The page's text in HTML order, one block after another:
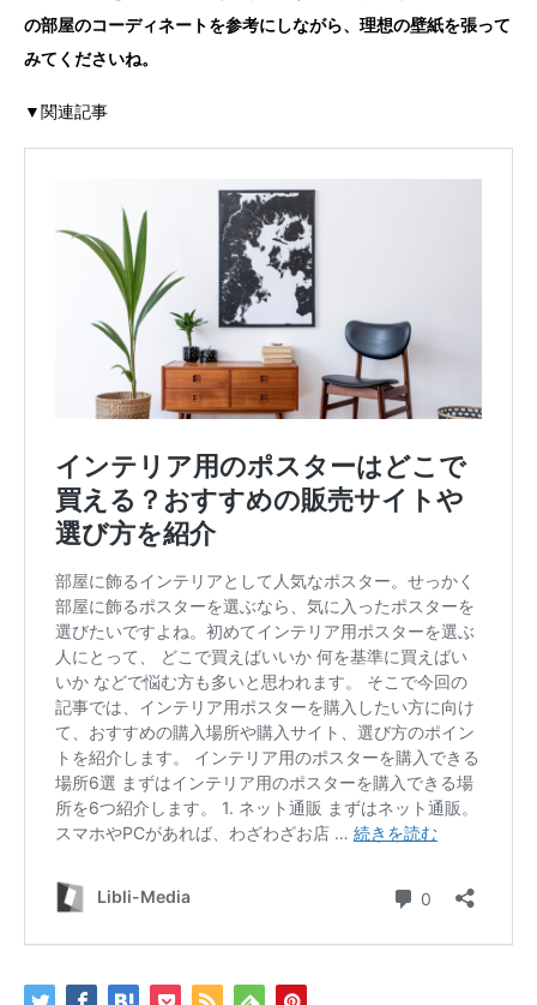
の部屋のコーディネートを参考にしながら、理想の壁紙を張って
みてくださいね。
▼関連記事